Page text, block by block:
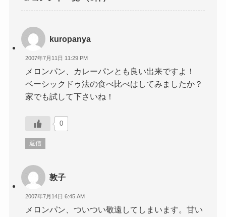
kuropanya
2007年7月11日 11:29 PM
メロンパン、カレーパンとも良い出来ですよ！
ベーシックドゥ法の食べ比べはしてみましたか？
家でも試して下さいね！
0
返信
敦子
2007年7月14日 6:45 AM
メロンパン、ついつい敬遠してしまいます。甘い